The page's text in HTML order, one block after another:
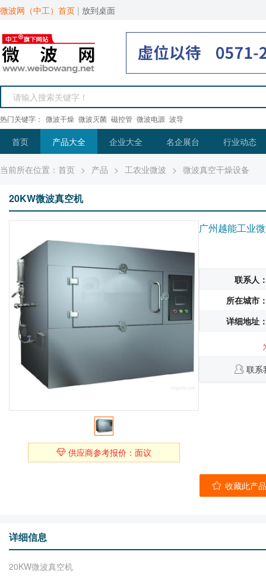
微波网（中工）首页 | 放到桌面
热门关键字： 微波干燥 微波灭菌 磁控管 微波电源 波导
首页 产品大全 企业大全 名企展台 行业动态
当前所在位置： 首页 > 产品 > 工农业微波 > 微波真空干燥设备
20KW微波真空机
供应商参考报价：面议
广州越能工业
联系人
所在城市
详细地址
联系
收藏此产品
详细信息
20KW微波真空机